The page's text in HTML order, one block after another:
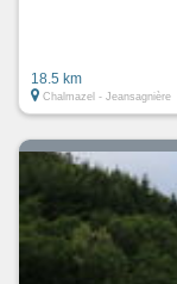
18.5 km
Chalmazel - Jeansagnière